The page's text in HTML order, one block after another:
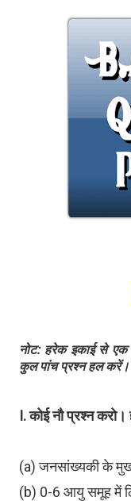
नोट: हरेक इकाई से एक
कुल पांच प्रश्न हल करें।
I. कोई नौ प्रश्न
(a) जनसांख्यकी के
(b) 0-6 आयु समूह में